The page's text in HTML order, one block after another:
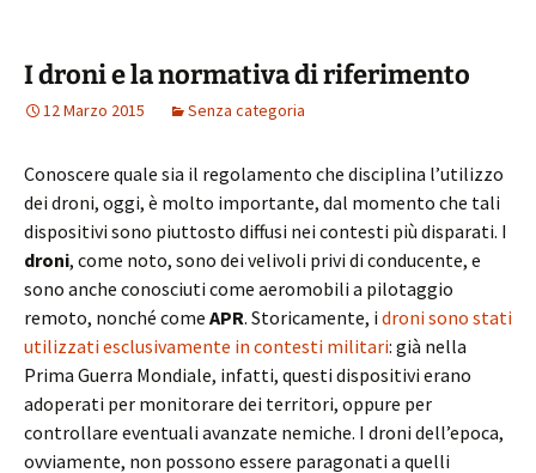
I droni e la normativa di riferimento
12 Marzo 2015 Senza categoria
Conoscere quale sia il regolamento che disciplina l’utilizzo
dei droni, oggi, è molto importante, dal momento che tali
dispositivi sono piuttosto diffusi nei contesti più disparati. I
droni, come noto, sono dei velivoli privi di conducente, e
sono anche conosciuti come aeromobili a pilotaggio
remoto, nonché come APR. Storicamente, i droni sono stati
utilizzati esclusivamente in contesti militari: già nella
Prima Guerra Mondiale, infatti, questi dispositivi erano
adoperati per monitorare dei territori, oppure per
controllare eventuali avanzate nemiche. I droni dell’epoca,
ovviamente, non possono essere paragonati a quelli